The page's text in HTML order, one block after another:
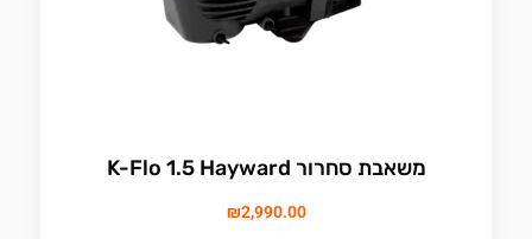
משאבת סחרור K-Flo 1.5 Hayward
₪2,990.00